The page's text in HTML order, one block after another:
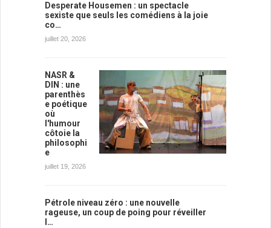
Desperate Housemen : un spectacle
sexiste que seuls les comédiens à la joie
co…
juillet 20, 2026
NASR &
DIN : une
parenthès
e poétique
où
l'humour
côtoie la
philosophi
e
juillet 19, 2026
Pétrole niveau zéro : une nouvelle
rageuse, un coup de poing pour réveiller
l…